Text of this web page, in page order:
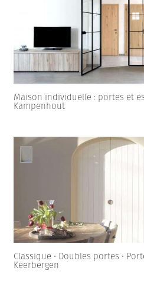
Maison individuelle : portes et
Kampenhout
Classique • Doubles portes •
Keerbergen